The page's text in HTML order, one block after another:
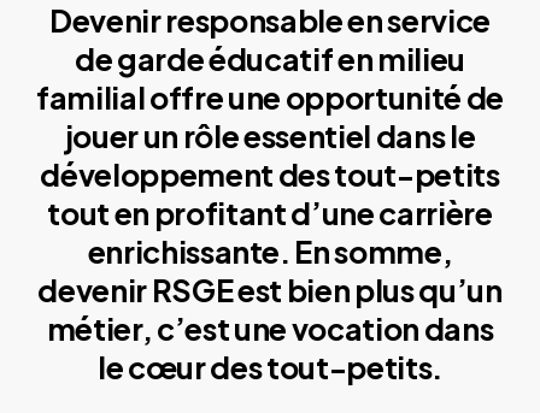
Devenir responsable en service
de garde éducatif en milieu
familial offre une opportunité de
jouer un rôle essentiel dans le
développement des tout-petits
tout en profitant d’une carrière
enrichissante. En somme,
devenir RSGE est bien plus qu’un
métier, c’est une vocation dans
le cœur des tout-petits.